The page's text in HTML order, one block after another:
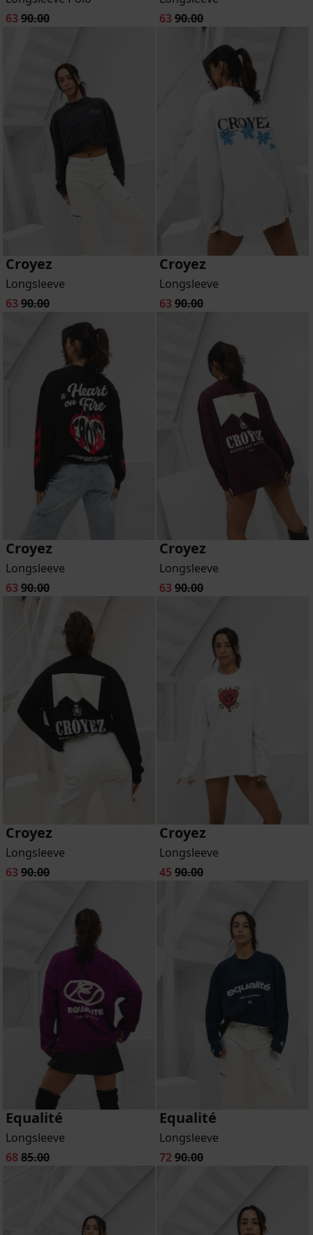
63 90.00
63 90.00
Croyez
Longsleeve
63 90.00
Croyez
Longsleeve
63 90.00
Croyez
Longsleeve
63 90.00
Croyez
Longsleeve
63 90.00
Croyez
Longsleeve
63 90.00
Croyez
Longsleeve
45 90.00
Equalité
Longsleeve
6885.00
Equalité
Longsleeve
7290.00